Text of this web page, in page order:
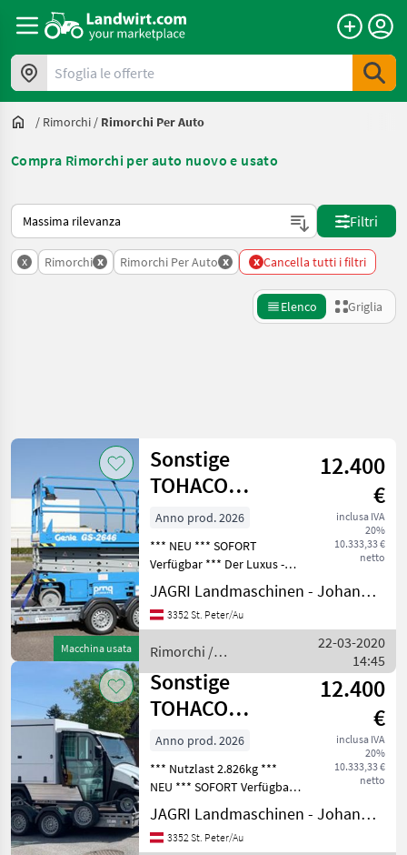
Sfoglia le offerte
/ Rimorchi / Rimorchi Per Auto
Compra Rimorchi per auto nuovo e usato
Ecco come viene ordinato su Landwirt.com
Filtri
x Rimorchi x Rimorchi Per Auto x x Cancella tutti i filtri
Elenco Griglia
Categoria Paese Filtri
PERCORSO
ATTUALE
Settore
agricolo
Rimorchi
Rimorchi
SCEGLI
CATEGORIA
Pongratz
172
Sonstige
168
Humbaur
139
Reimposta
Mostra
risultati
Macchina usata
Sonstige
TOHACO
Baumaschinentransporter
mit Luftfederung
12.400
€
inclusa IVA
20%
10.333,33 €
netto
Anno prod. 2026
*** NEU *** SOFORT
Verfügbar *** Der Luxus -
Maschinentransporter für
anspruchsvolle Nutzer !!!
*** FINANZIERUNG möglich
luftgefederter Bagg
JAGRI Landmaschinen - Johannes Amesbichler
3352 St. Peter/Au
Rimorchi /
Sonstige
22-03-2020
14:45
Sonstige
TOHACO
Maschinentransporter
3,5T **
Luftfederung
12.400
€
inclusa IVA
20%
10.333,33 €
netto
Anno prod. 2026
*** Nutzlast 2.826kg ***
NEU *** SOFORT Verfügbar
*** *** Der Luxus -
Maschinentransporter für
anspruchsvolle Nutzer !!!
JAGRI Landmaschinen - Johannes Amesbichler
3352 St. Peter/Au